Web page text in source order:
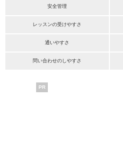
安全管理
レッスンの受けやすさ
通いやすさ
問い合わせのしやすさ
PR